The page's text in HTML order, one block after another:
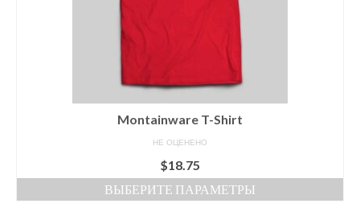
Montainware T-Shirt
НЕ ОЦЕНЕНО
$18.75
ВЫБЕРИТЕ ПАРАМЕТРЫ